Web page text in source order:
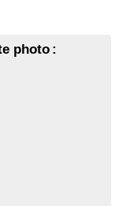
photo :